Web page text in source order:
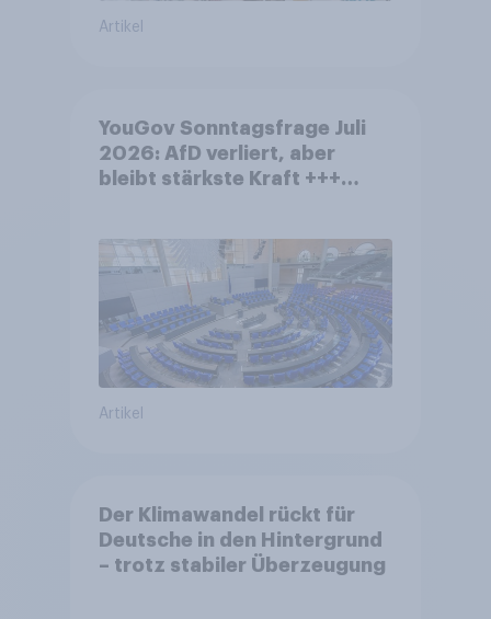
Artikel
YouGov Sonntagsfrage Juli
2026: AfD verliert, aber
bleibt stärkste Kraft +++
Artikel
Der Klimawandel rückt für
Deutsche in den Hintergrund
– trotz stabiler Überzeugung